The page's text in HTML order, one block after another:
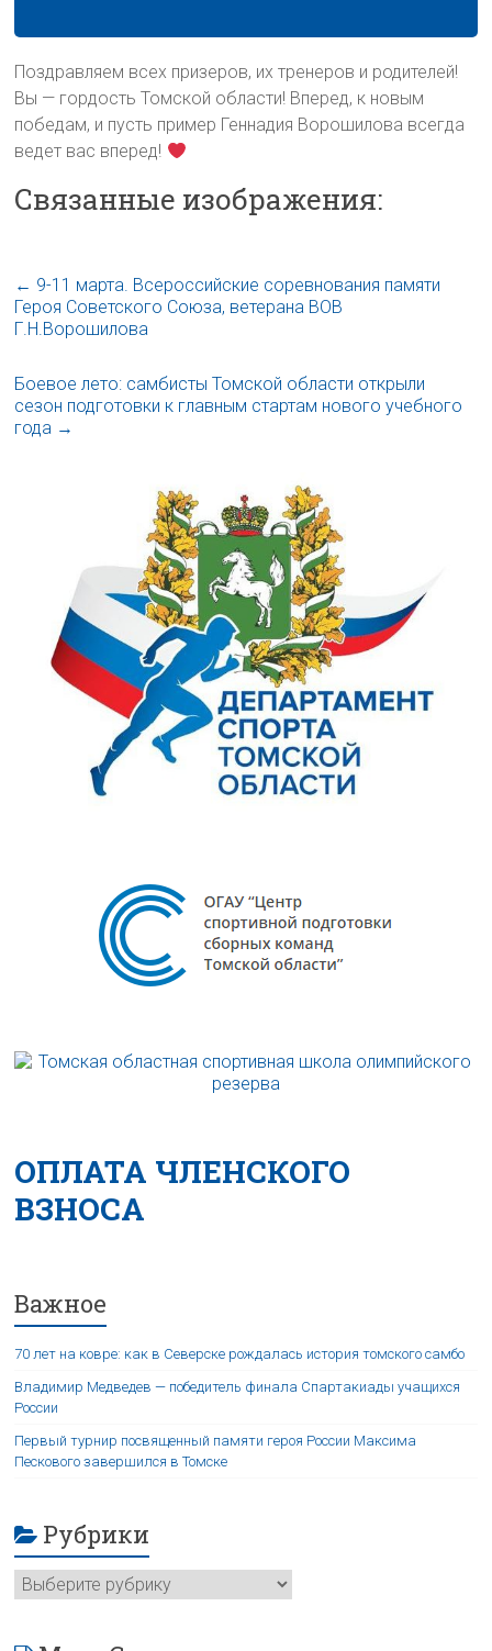
Поздравляем всех призеров, их тренеров и родителей!
Вы — гордость Томской области! Вперед, к новым
победам, и пусть пример Геннадия Ворошилова всегда
ведет вас вперед!
Связанные изображения:
← 9-11 марта. Всероссийские соревнования памяти
Героя Советского Союза, ветерана ВОВ
Г.Н.Ворошилова
Боевое лето: самбисты Томской области открыли
сезон подготовки к главным стартам нового учебного
года →
ОПЛАТА ЧЛЕНСКОГО
ВЗНОСА
Важное
70 лет на ковре: как в Северске рождалась история томского самбо
Владимир Медведев — победитель финала Спартакиады учащихся
России
Первый турнир посвященный памяти героя России Максима
Пескового завершился в Томске
Рубрики